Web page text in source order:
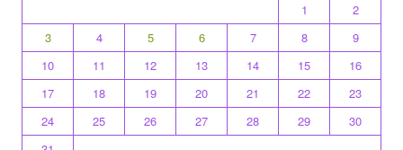
1
2
3
4 5 6 7 8
9
10
11 12 13 14 15
16
17
18 19 20 21 22
23
24
25 26 27 28 29
30